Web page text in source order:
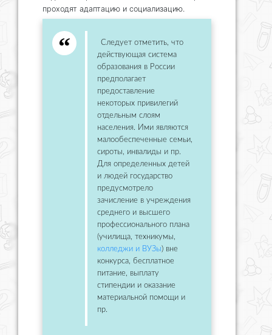
проходят адаптацию и социализацию.
Следует отметить, что
действующая система
образования в России
предполагает
предоставление
некоторых привилегий
отдельным слоям
населения. Ими являются
малообеспеченные семьи,
сироты, инвалиды и пр.
Для определенных детей
и людей государство
предусмотрело
зачисление в учреждения
среднего и высшего
профессионального плана
(училища, техникумы,
колледжи и ВУЗы) вне
конкурса, бесплатное
питание, выплату
стипендии и оказание
материальной помощи и
пр.